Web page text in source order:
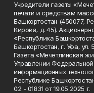
Учредители газеты
печати и средствам
Башкортостан (450077,
Кирова, д. 45).
«Республика
Башкортостан, г. Уфа, ул.
Газета «Мечетлинская
Управлении
информационных
Республике
02 - 01831 от 19.05.2025 г.